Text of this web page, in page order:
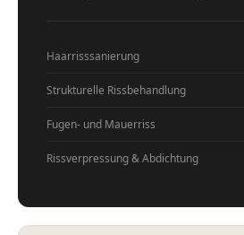
Haarrisssanierung
Strukturelle Rissbehandlung
Fugen- und Mauerriss
Rissverpressung & Abdichtung